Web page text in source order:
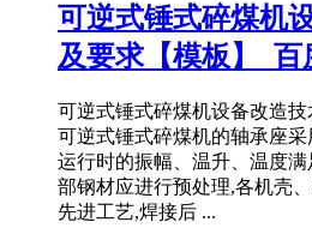
可逆式锤式碎煤机
及要求【模板】_百
可逆式锤式碎煤机设备改造技
可逆式锤式碎煤机的轴承座
运行时的振幅、温升、温度
部钢材应进行预处理,各机壳
先进工艺,焊接后 ...